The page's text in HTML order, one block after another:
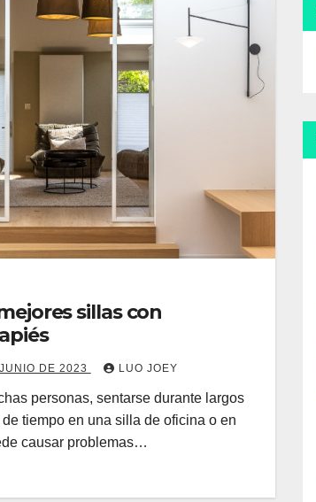
sillas con
DE 2023 LUO JOEY
personas, sentarse durante largos
tiempo en una silla de oficina o en
causar problemas…